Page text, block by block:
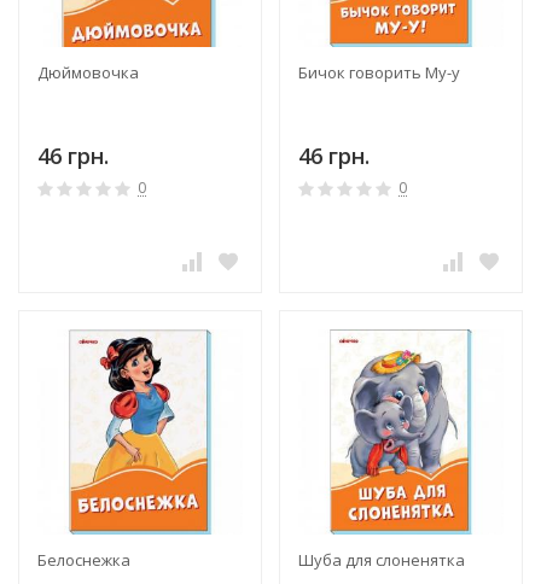
Дюймовочка
46 грн.
0
Бичок говорить Му-у
46 грн.
0
Белоснежка Шуба для слоненятка